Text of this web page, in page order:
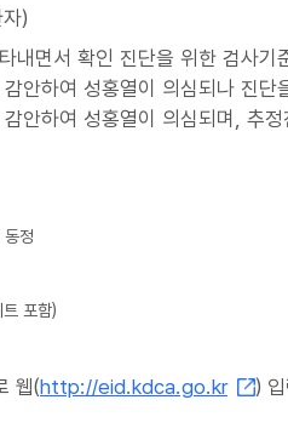
)
내면서 확인 진단을 위한 검사
안하여 성홍열이 의심되나 진
안하여 성홍열이 의심되며, 추
정
포함)
웹(http://eid.kdca.go.kr
)